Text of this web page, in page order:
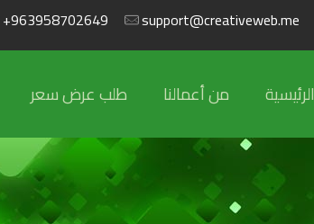
+963958702649 support@creativeweb.me
الرئيسية من أعمالنا طلب عرض سعر